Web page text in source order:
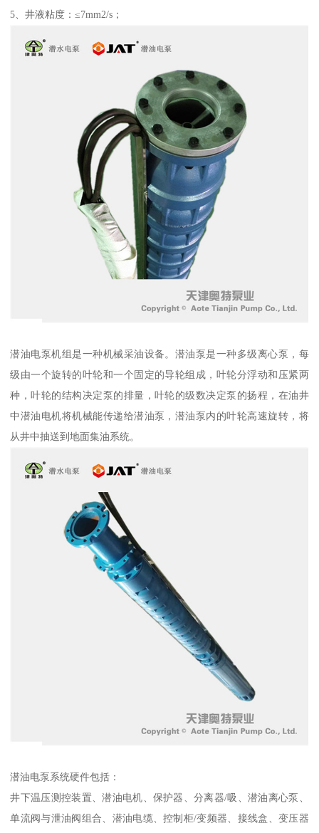
5、井液粘度：≤7mm2/s；
潜油电泵机组是一种机械采油设备。潜油泵是一种多级离心泵，每
级由一个旋转的叶轮和一个固定的导轮组成，叶轮分浮动和压紧两
种，叶轮的结构决定泵的排量，叶轮的级数决定泵的扬程，在油井
中潜油电机将机械能传递给潜油泵，潜油泵内的叶轮高速旋转，将
从井中抽送到地面集油系统。
潜油电泵系统硬件包括：
井下温压测控装置、潜油电机、保护器、分离器/吸、潜油离心泵、
单流阀与泄油阀组合、潜油电缆、控制柜/变频器、接线盒、变压器